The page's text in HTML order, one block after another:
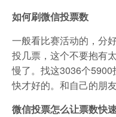
如何刷微信投票数
一般看比赛活动的，分
投几票，这个不要抱有
慢了。找这3036个
快才好的。和自己的朋
微信投票怎么让票数快